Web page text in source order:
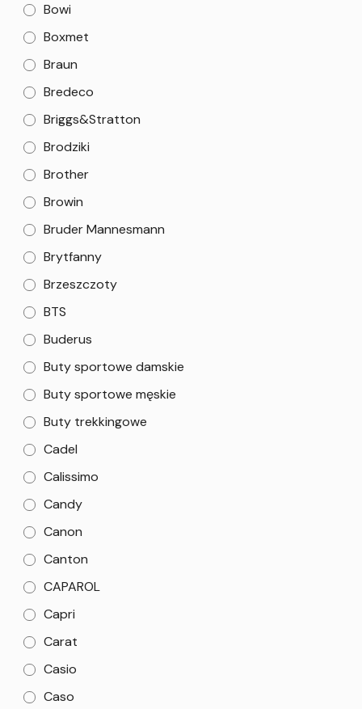
Bowi
Boxmet
Braun
Bredeco
Briggs&Stratton
Brodziki
Brother
Browin
Bruder Mannesmann
Brytfanny
Brzeszczoty
BTS
Buderus
Buty sportowe damskie
Buty sportowe męskie
Buty trekkingowe
Cadel
Calissimo
Candy
Canon
Canton
CAPAROL
Capri
Carat
Casio
Caso